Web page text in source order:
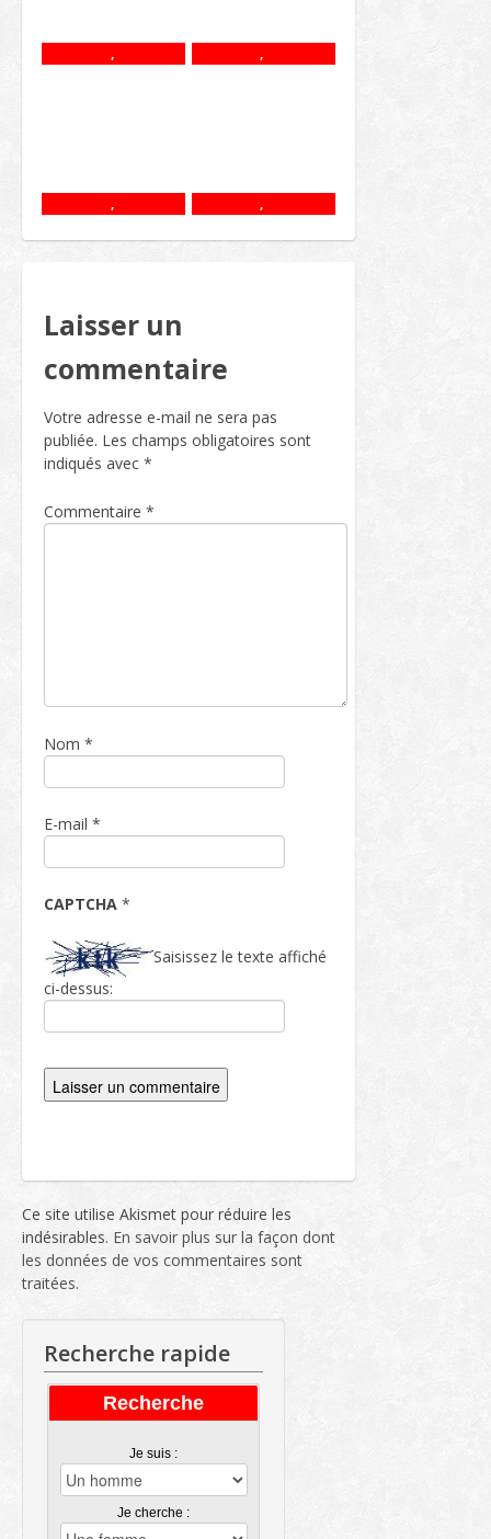
, ,
, ,
Laisser un
commentaire
Votre adresse e-mail ne sera pas
publiée. Les champs obligatoires sont
indiqués avec *
Commentaire *
Nom *
E-mail *
CAPTCHA *
Saisissez le texte affiché
ci-dessus:
Ce site utilise Akismet pour réduire les
indésirables. En savoir plus sur la façon dont
les données de vos commentaires sont
traitées.
Recherche rapide
Recherche
Je suis :
Je cherche :